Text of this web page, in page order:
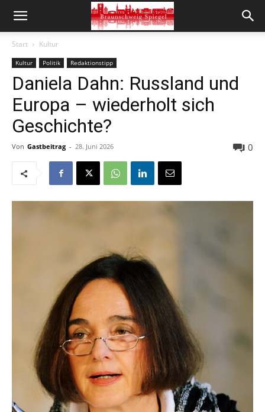
Start Kultur
Kultur Politik Redaktionstipp
Daniela Dahn: Russland und
Europa – wiederholt sich
Geschichte?
Von Gastbeitrag - 28. Juni 2026 0